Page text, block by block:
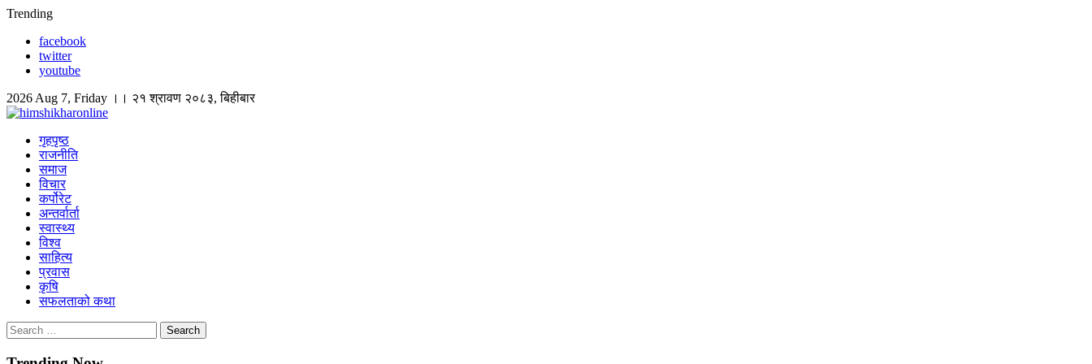
Skip
content
Trending
facebook
twitter
youtube
2026 Aug 7, Friday ।। २१ श्रावण २०८३, बिहीबार
Himshikhar Online
गृहपृष्ठ
राजनीति
समाज
विचार
कर्पोरेट
अन्तर्वार्ता
स्वास्थ्य
विश्व
साहित्य
प्रवास
कृषि
सफलताको कथा
Search
for: